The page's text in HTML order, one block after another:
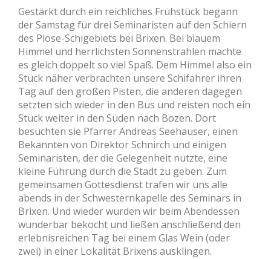
Gestärkt durch ein reichliches Frühstück begann
der Samstag für drei Seminaristen auf den Schiern
des Plose-Schigebiets bei Brixen. Bei blauem
Himmel und herrlichsten Sonnenstrahlen machte
es gleich doppelt so viel Spaß. Dem Himmel also ein
Stück näher verbrachten unsere Schifahrer ihren
Tag auf den großen Pisten, die anderen dagegen
setzten sich wieder in den Bus und reisten noch ein
Stück weiter in den Süden nach Bozen. Dort
besuchten sie Pfarrer Andreas Seehauser, einen
Bekannten von Direktor Schnirch und einigen
Seminaristen, der die Gelegenheit nutzte, eine
kleine Führung durch die Stadt zu geben. Zum
gemeinsamen Gottesdienst trafen wir uns alle
abends in der Schwesternkapelle des Seminars in
Brixen. Und wieder wurden wir beim Abendessen
wunderbar bekocht und ließen anschließend den
erlebnisreichen Tag bei einem Glas Wein (oder
zwei) in einer Lokalität Brixens ausklingen.